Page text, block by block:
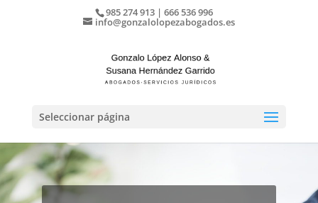
985 274 913 | 666 536 996
info@gonzalolopezabogados.es
Seleccionar página